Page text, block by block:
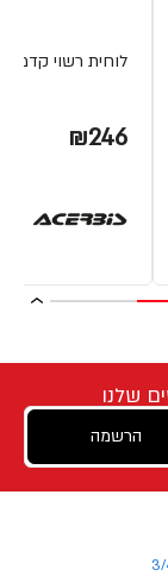
לוחית רשוי קדמית Honda לבן CRF 250R/450R
₪246
שלנו
הרשמה